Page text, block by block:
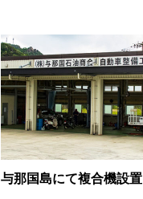
与那国島にて複合機設置